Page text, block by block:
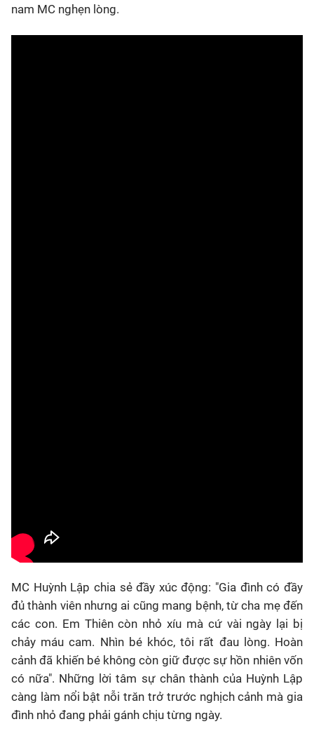
nam MC nghẹn lòng.
MC Huỳnh Lập chia sẻ đầy xúc động: "Gia đình có đầy
đủ thành viên nhưng ai cũng mang bệnh, từ cha mẹ đến
các con. Em Thiên còn nhỏ xíu mà cứ vài ngày lại bị
chảy máu cam. Nhìn bé khóc, tôi rất đau lòng. Hoàn
cảnh đã khiến bé không còn giữ được sự hồn nhiên vốn
có nữa". Những lời tâm sự chân thành của Huỳnh Lập
càng làm nổi bật nỗi trăn trở trước nghịch cảnh mà gia
đình nhỏ đang phải gánh chịu từng ngày.